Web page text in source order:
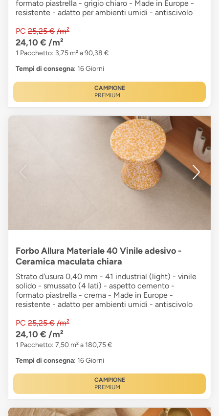
formato piastrella - grigio chiaro - Made in Europe -
resistente - adatto per ambienti umidi - antiscivolo
PC 25,25 € /m²
24,10 € /m²
1 Pacchetto: 3,75 m² a 90,38 €
Tempi di consegna: 16 Giorni
CAMPIONE
PREMIUM
Forbo Allura Materiale 40 Vinile adesivo -
Ceramica maculata chiara
Strato d'usura 0,40 mm - 41 industrial (light) - vinile
solido - smussato (4 lati) - aspetto cemento -
formato piastrella - crema - Made in Europe -
resistente - adatto per ambienti umidi - antiscivolo
PC 25,25 € /m²
24,10 € /m²
1 Pacchetto: 7,50 m² a 180,75 €
Tempi di consegna: 16 Giorni
CAMPIONE
PREMIUM